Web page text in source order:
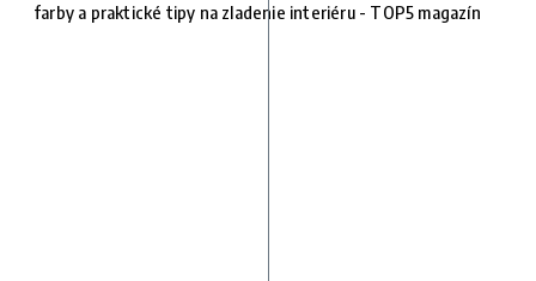
farby a praktické tipy na zladenie interiéru - TOP5 magazín